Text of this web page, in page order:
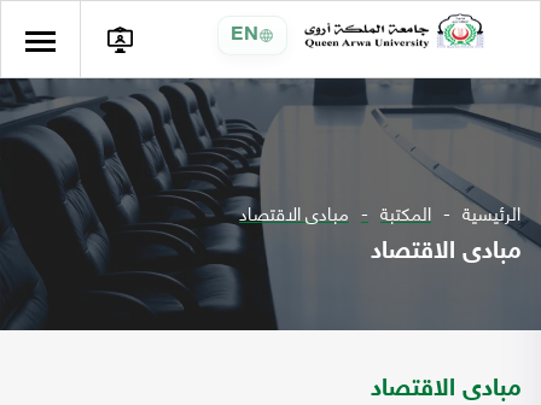
EN
الرئيسية المكتبة مبادى الاقتصاد
مبادى الاقتصاد
مبادى الاقتصاد